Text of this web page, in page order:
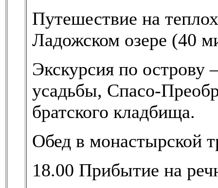
Путешествие на
Ладожском озере (40
Экскурсия по острову
усадьбы, Спасо-
братского кладбища.
Обед в монастырской
18.00 Прибытие на